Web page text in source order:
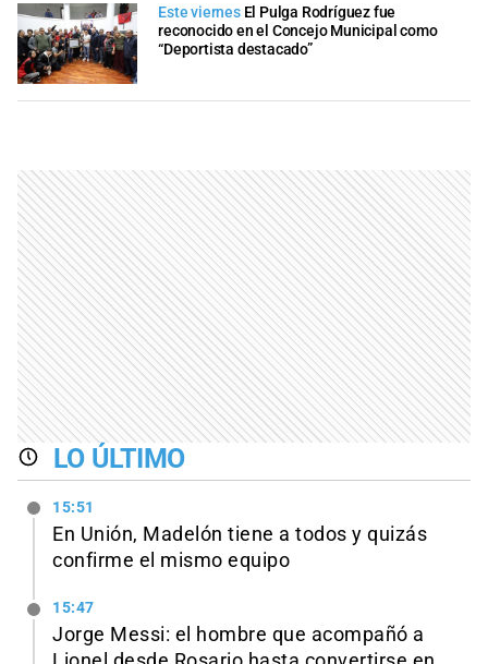
Este viernes El Pulga Rodríguez fue
reconocido en el Concejo Municipal como
“Deportista destacado”
LO ÚLTIMO
15:51
En Unión, Madelón tiene a todos y quizás
confirme el mismo equipo
15:47
Jorge Messi: el hombre que acompañó a